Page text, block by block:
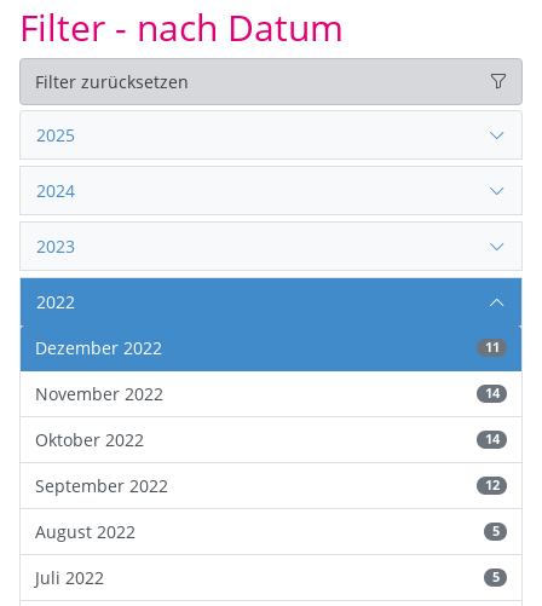
Filter - nach Datum
Filter zurücksetzen
2025
2024
2023
2022
Dezember 2022
11
November 2022 14
Oktober 2022 14
September 2022 12
August 2022 5
Juli 2022 5